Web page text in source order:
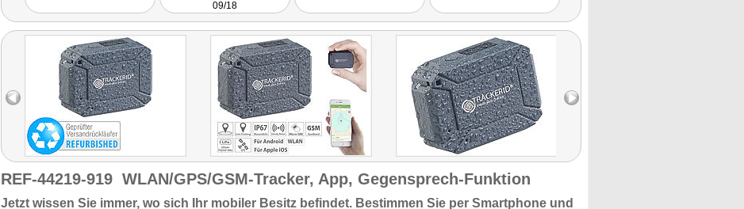
Getestet wurde NX-4437
09/18
REF-44219-919 WLAN/GPS/GSM-Tracker, App, Gegensprech-Funktion
Jetzt wissen Sie immer, wo sich Ihr mobiler Besitz befindet. Bestimmen Sie per Smartphone und